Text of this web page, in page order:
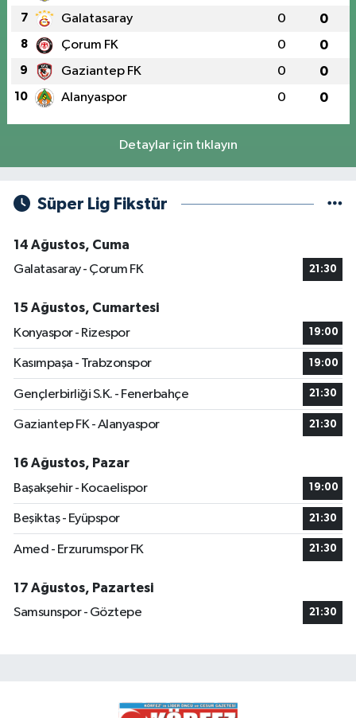
7 Galatasaray 0 0
8 Çorum FK 0 0
9 Gaziantep FK 0 0
10 Alanyaspor 0 0
Detaylar için tıklayın
Süper Lig Fikstür
14 Ağustos, Cuma
Galatasaray - Çorum FK
21:30
15 Ağustos, Cumartesi
Konyaspor - Rizespor
19:00
Kasımpaşa - Trabzonspor 19:00
Gençlerbirliği S.K. - Fenerbahçe 21:30
Gaziantep FK - Alanyaspor 21:30
16 Ağustos, Pazar
Başakşehir - Kocaelispor
19:00
Beşiktaş - Eyüpspor 21:30
Amed - Erzurumspor FK 21:30
17 Ağustos, Pazartesi
Samsunspor - Göztepe
21:30